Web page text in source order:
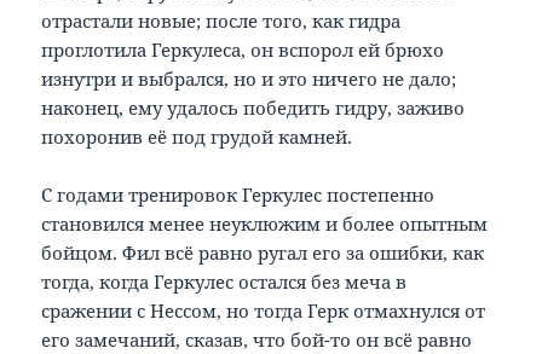
отрастали новые; после того, как гидра
проглотила Геркулеса, он вспорол ей брюхо
изнутри и выбрался, но и это ничего не дало;
наконец, ему удалось победить гидру, заживо
похоронив её под грудой камней.
С годами тренировок Геркулес постепенно
становился менее неуклюжим и более опытным
бойцом. Фил всё равно ругал его за ошибки, как
тогда, когда Геркулес остался без меча в
сражении с Нессом, но тогда Герк отмахнулся от
его замечаний, сказав, что бой-то он всё равно